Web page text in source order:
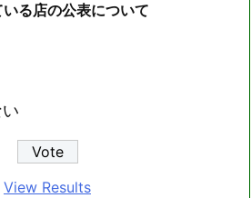
る店の公表について
View Results